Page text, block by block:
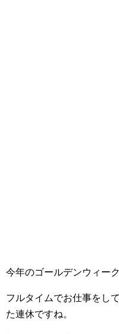
今年のゴールデンウィー
フルタイムでお仕事をし
た連休ですね。